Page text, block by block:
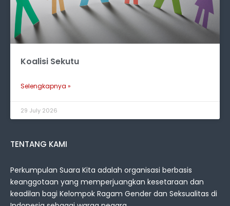
Koalisi Sekutu
Selengkapnya »
29 July 2026
TENTANG KAMI
Perkumpulan Suara Kita adalah organisasi berbasis
keanggotaan yang memperjuangkan kesetaraan dan
keadilan bagi Kelompok Ragam Gender dan Seksualitas di